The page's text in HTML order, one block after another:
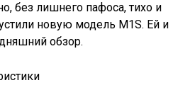
без лишнего пафоса, тихо и
новую модель M1S. Ей и
обзор.